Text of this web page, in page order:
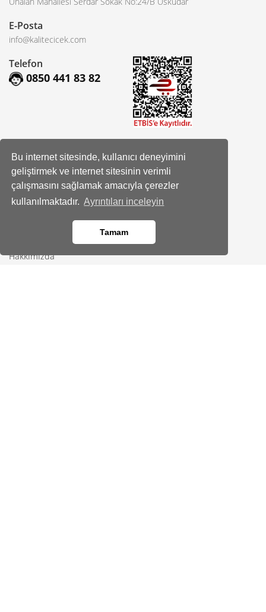
Bu internet sitesinde, kullanıcı deneyimini
geliştirmek ve internet sitesinin verimli
çalışmasını sağlamak amacıyla çerezler
kullanılmaktadır. Ayrıntıları inceleyin
Tamam
E-Posta
info@kalitecicek.com
Telefon
0850 441 83 82
Sosyal Hesaplarımız
Facebook
Instagram
Hakkımızda